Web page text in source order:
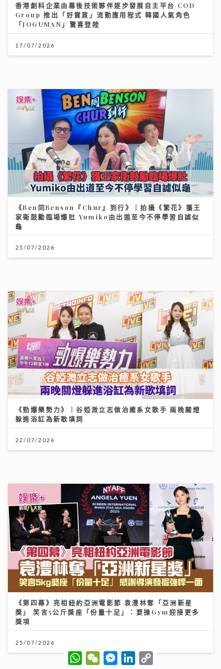
香港創科企業由幕後技術夥伴逐步發展自主平台 COD
Group 推出「好賞買」流動應用程式 韓國人氣角色
「JOGUMAN」驚喜登陸
17/07/2026
《Ben同Benson『Chur』到行》｜拍攝《繁花》獲王
家衛鼓勵臨場爆肚 Yumiko由出道至今不停學習自謔似
龜
25/07/2026
《勁爆樂勢力》｜谷婭溦立志做治癒系女歌手 兩晚關燈
躲進浴缸為新歌填詞
22/07/2026
《第四幕》亮相紐約亞洲電影節 袁澧林奪「亞洲新星
獎」 笑言5公斤獎座「份量十足」：要操Gym迎接更多
獎項
25/07/2026
W
h
W
e
M
e
L
C